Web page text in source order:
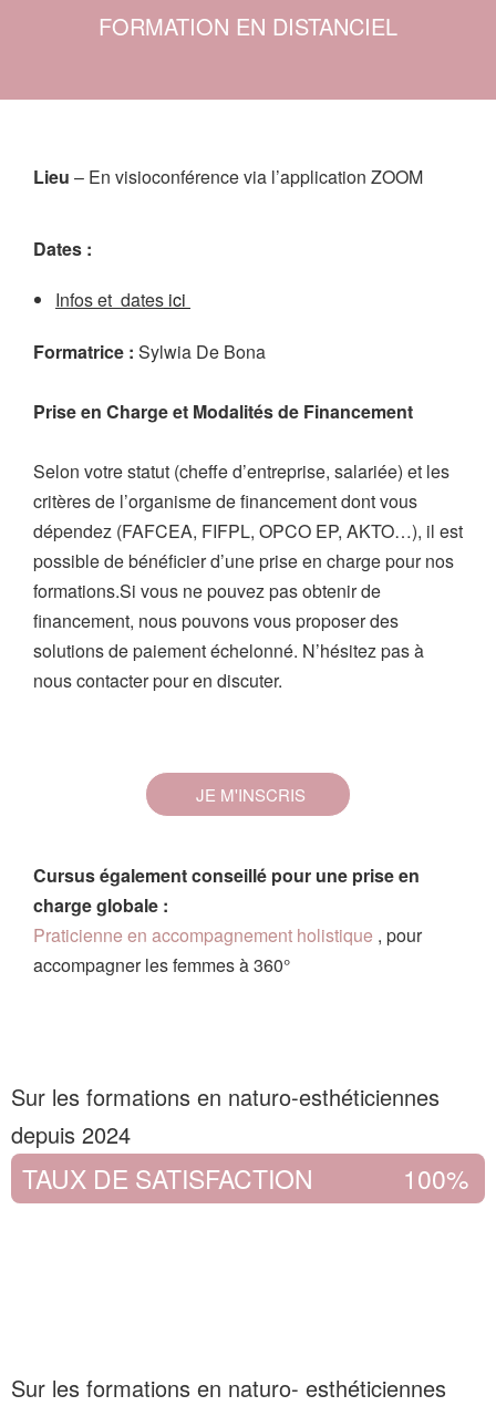
FORMATION EN DISTANCIEL
Lieu – En visioconférence via l’application ZOOM
Dates :
Infos et dates ici
Formatrice : Sylwia De Bona
Prise en Charge et Modalités de Financement
Selon votre statut (cheffe d’entreprise, salariée) et les
critères de l’organisme de financement dont vous
dépendez (FAFCEA, FIFPL, OPCO EP, AKTO…), il est
possible de bénéficier d’une prise en charge pour nos
formations.Si vous ne pouvez pas obtenir de
financement, nous pouvons vous proposer des
solutions de paiement échelonné. N’hésitez pas à
nous contacter pour en discuter.
JE M'INSCRIS
Cursus également conseillé pour une prise en
charge globale :
Praticienne en accompagnement holistique , pour
accompagner les femmes à 360°
Sur les formations en naturo-esthéticiennes
depuis 2024
TAUX DE SATISFACTION 100%
Sur les formations en naturo- esthéticiennes